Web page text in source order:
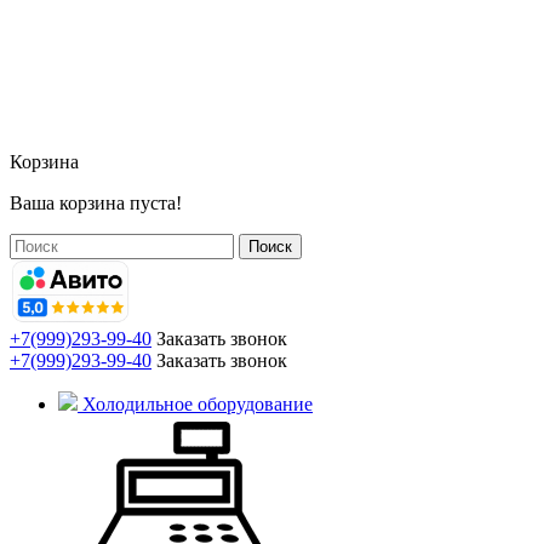
Корзина
Ваша корзина пуста!
Поиск
+7(999)293-99-40 Заказать звонок
+7(999)293-99-40 Заказать звонок
Холодильное оборудование